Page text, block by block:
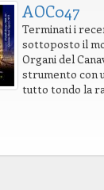
AOC047
Terminati i
sottoposto il
Organi del
strumento con
tutto tondo la